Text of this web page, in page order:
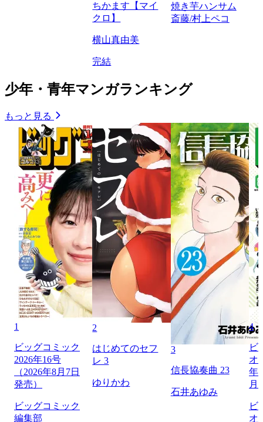
ちかます【マイ
クロ】
横山真由美
完結
焼き芋ハンサム
斎藤/村上ペコ
少年・青年マンガランキング
もっと見る
1
ビッグコミック
2026年16号
（2026年8月7日
発売）
ビッグコミック
編集部
2
はじめてのセフ
レ 3
ゆりかわ
3
信長協奏曲 23
石井あゆみ
4
ビ
オ
年
月
ビ
オ